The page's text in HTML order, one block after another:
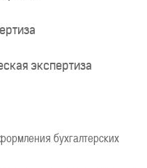
экспертиза
бухгалтерских